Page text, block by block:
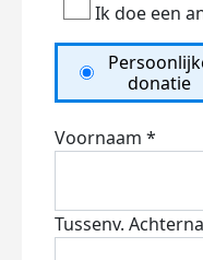
Ik doe een
donatie
Voornaam *
Tussenv.